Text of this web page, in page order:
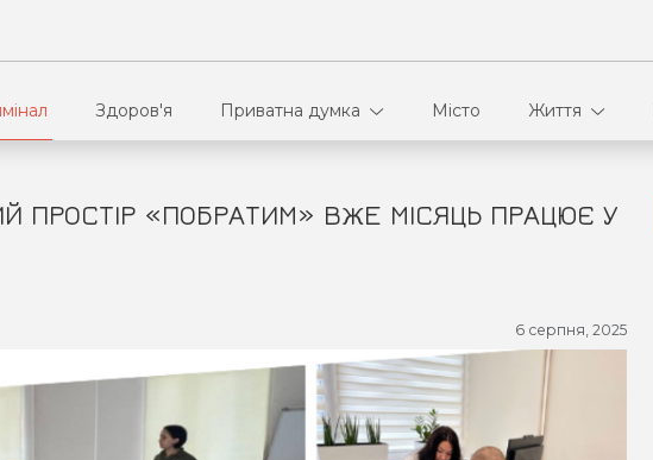
Здоров'я Приватна думка
В кулуарах
Місто Життя
Відео
Партнери
Спорт
ПРОСТІР «ПОБРАТИМ» ВЖЕ МІСЯЦЬ ПРАЦЮЄ У
6 серпня, 2025